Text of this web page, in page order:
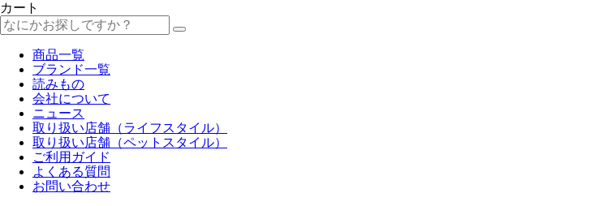
カート
商品一覧
ブランド一覧
読みもの
会社について
ニュース
取り扱い店舗（ライフスタイル）
取り扱い店舗（ペットスタイル）
ご利用ガイド
よくある質問
お問い合わせ